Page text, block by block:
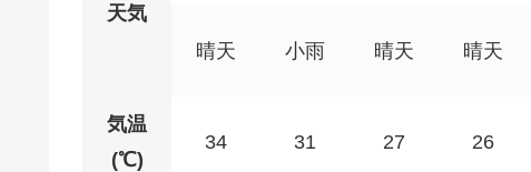
天気
晴天
小雨 晴天 晴天
気温
(℃)
34 31 27 26